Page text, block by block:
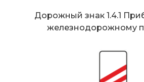
Дорожный знак 1.4.1
железнодорожному